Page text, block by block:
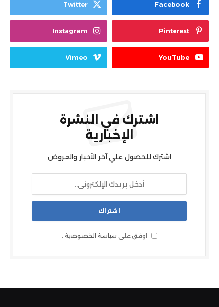
Facebook
Twitter
Pinterest
Instagram
YouTube
Vimeo
اشترك في النشرة
الإخبارية
اشترك للحصول علي آخر الأخبار والعروض
اوفق علي سياسة الخصوصية .